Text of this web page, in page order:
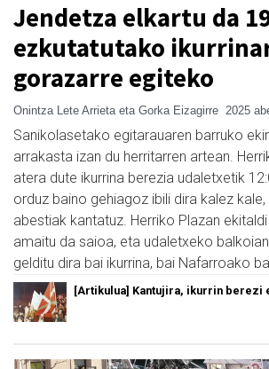
Jendetza elkartu da
ezkutatutako
gorazarre egiteko
Onintza Lete Arrieta eta Gorka Eizagirre 2025
Sanikolasetako egitarauaren barruko
arrakasta izan du herritarren artean.
atera dute ikurrina berezia udaletxetik
orduz baino gehiagoz ibili dira kalez
abestiak kantatuz. Herriko Plazan
amaitu da saioa, eta udaletxeko
gelditu dira bai ikurrina, bai Nafarroako
[Artikulua] Kantujira, ikurrin berezi